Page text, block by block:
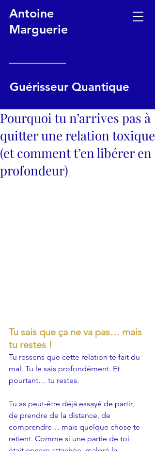
Antoine
Marguerie
Guérisseur Quantique
Pourquoi tu n’arrives pas à
quitter une relation toxique
(et comment t’en libérer en
profondeur)
Tu sais que ça ne va pas… mais
tu restes !
Tu ressens que cette relation te fait du
mal. Tu le sais profondément. Et
pourtant… tu restes.
Tu as peut-être déjà essayé de partir,
de prendre de la distance, de
comprendre… mais quelque chose te
retient. Comme si une partie de toi